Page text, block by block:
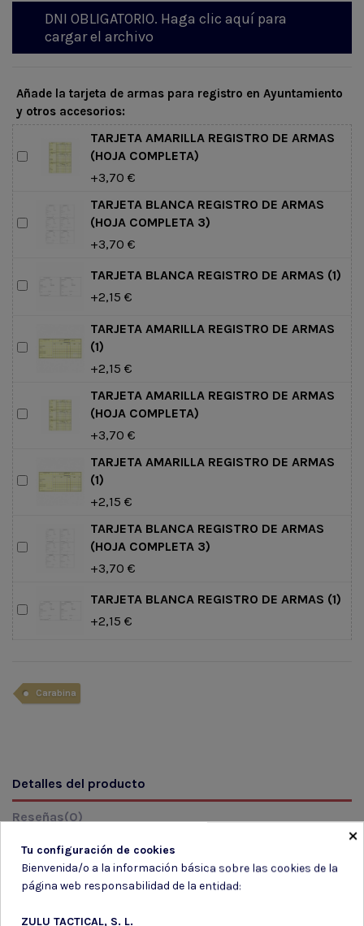
DNI OBLIGATORIO. Haga clic aquí para
cargar el archivo
Añade la tarjeta de armas para registro en Ayuntamiento
y otros accesorios:
TARJETA AMARILLA REGISTRO DE ARMAS
(HOJA COMPLETA)
+3,70 €
TARJETA BLANCA REGISTRO DE ARMAS
(HOJA COMPLETA 3)
+3,70 €
TARJETA BLANCA REGISTRO DE ARMAS (1)
+2,15 €
TARJETA AMARILLA REGISTRO DE ARMAS
(1)
+2,15 €
TARJETA AMARILLA REGISTRO DE ARMAS
(HOJA COMPLETA)
+3,70 €
TARJETA AMARILLA REGISTRO DE ARMAS
(1)
+2,15 €
TARJETA BLANCA REGISTRO DE ARMAS
(HOJA COMPLETA 3)
+3,70 €
TARJETA BLANCA REGISTRO DE ARMAS (1)
+2,15 €
Carabina
Detalles del producto
Reseñas(0)
Marca HATSAN
En stock 2 Artículos
×
Tu configuración de cookies
Bienvenida/o a la información básica sobre las cookies de la
página web responsabilidad de la entidad:
ZULU TACTICAL, S. L.